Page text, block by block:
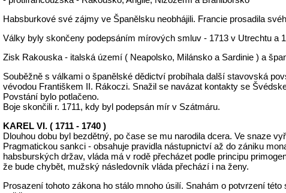
Habsburkové své zájmy ve Španělsku neobhájili. Francie prosadila
Války byly skončeny podepsáním mírových smluv - 1713 v Utrechtu a
Zisk Rakouska - italská území ( Neapolsko, Milánsko a Sardinie ) a
Souběžně s válkami o španělské dědictví probíhala další stavovská
vévodou Františkem II. Rákoczi. Snažil se navázat kontakty se
Povstání bylo potlačeno.
Boje skončili r. 1711, kdy byl podepsán mír v Szátmáru.
KAREL VI. ( 1711 - 1740 )
Dlouhou dobu byl bezdětný, po čase se mu narodila dcera. Ve snaze
Pragmatickou sankci - obsahuje pravidla nástupnictví až do zániku
habsburských držav, vláda má v rodě přecházet podle principu
že bude chybět, mužský následovník vláda přechází i na ženy.
Prosazení tohoto zákona ho stálo mnoho úsilí. Snahám o potvrzení